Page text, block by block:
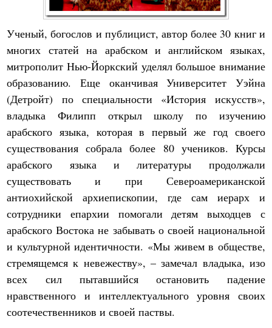
Ученый, богослов и публицист, автор более 30 книг и
многих статей на арабском и английском языках,
митрополит Нью-Йоркский уделял большое внимание
образованию. Еще оканчивая Университет Уэйна
(Детройт) по специальности «История искусств»,
владыка Филипп открыл школу по изучению
арабского языка, которая в первый же год своего
существования собрала более 80 учеников. Курсы
арабского языка и литературы продолжали
существовать и при Североамериканской
антиохийской архиепископии, где сам иерарх и
сотрудники епархии помогали детям выходцев с
арабского Востока не забывать о своей национальной
и культурной идентичности. «Мы живем в обществе,
стремящемся к невежеству», – замечал владыка, изо
всех сил пытавшийся остановить падение
нравственного и интеллектуального уровня своих
соотечественников и своей паствы.